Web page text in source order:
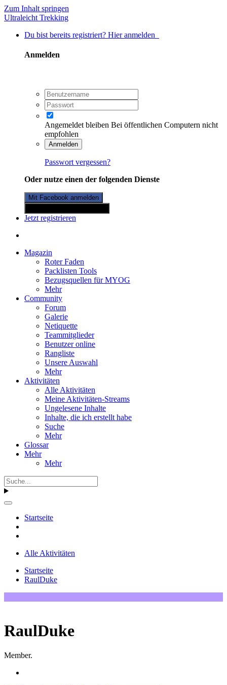
Zum Inhalt springen
Ultraleicht Trekking
Du bist bereits registriert? Hier anmelden
Anmelden
Angemeldet bleiben Bei öffentlichen Computern nicht
empfohlen
Anmelden
Passwort vergessen?
Oder nutze einen der folgenden Dienste
Mit Facebook anmelden
Jetzt registrieren
Magazin
Roter Faden
Packlisten Tools
Bezugsquellen für MYOG
Mehr
Community
Forum
Galerie
Netiquette
Teammitglieder
Benutzer online
Rangliste
Unsere Auswahl
Mehr
Aktivitäten
Alle Aktivitäten
Meine Aktivitäten-Streams
Ungelesene Inhalte
Inhalte, die ich erstellt habe
Suche
Mehr
Glossar
Mehr
Mehr
Startseite
Alle Aktivitäten
Startseite
RaulDuke
RaulDuke
Member.